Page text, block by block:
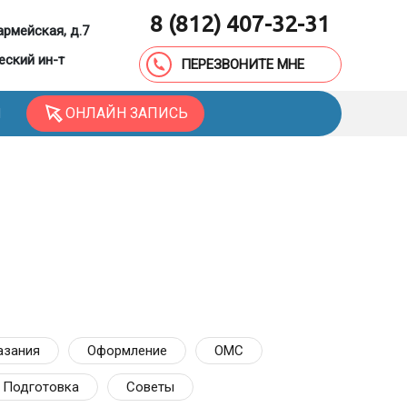
д.7
ин-т
8 (812) 407-32-31
ПЕРЕЗВОНИТЕ МНЕ
ОНЛАЙН ЗАПИСЬ
Оформление ОМС
Подготовка Советы